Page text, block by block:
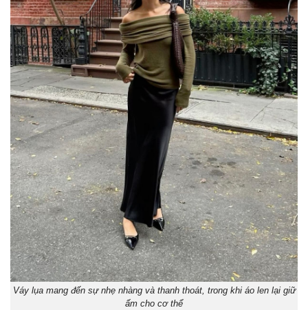
Váy lụa mang đến sự nhẹ nhàng và thanh thoát, trong khi áo len lại giữ
ấm cho cơ thể